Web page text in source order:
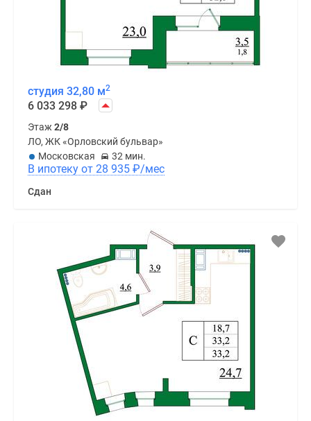
студия 32,80 м2
6 033 298 ₽
Этаж2/8
ЛО, ЖК «Орловский бульвар»
Московская
32 мин.
В ипотеку от 28 935 ₽/мес
Сдан